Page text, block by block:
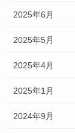
2025年6月
2025年5月
2025年4月
2025年1月
2024年9月